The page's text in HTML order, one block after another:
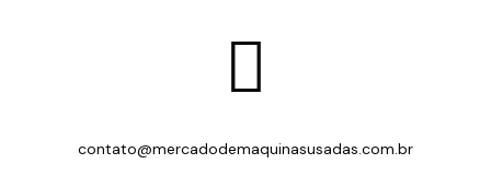

contato@mercadodemaquinasusadas.com.br